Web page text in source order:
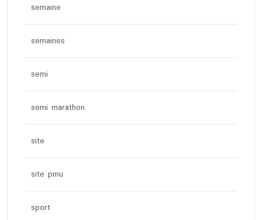
semaine
semaines
semi
semi marathon
site
site pmu
sport